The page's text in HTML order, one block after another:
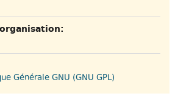
Générale GNU (GNU GPL)